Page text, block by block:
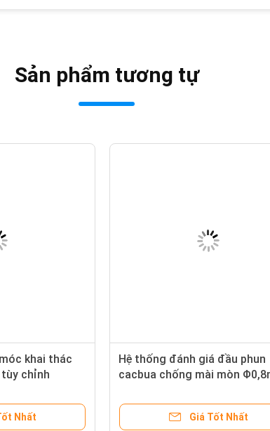
Sản phẩm tương tự
khai thác
chỉnh
Nhất
Hệ thống đánh giá đầu phun
cacbua chống mài mòn
Giá Tốt Nhất